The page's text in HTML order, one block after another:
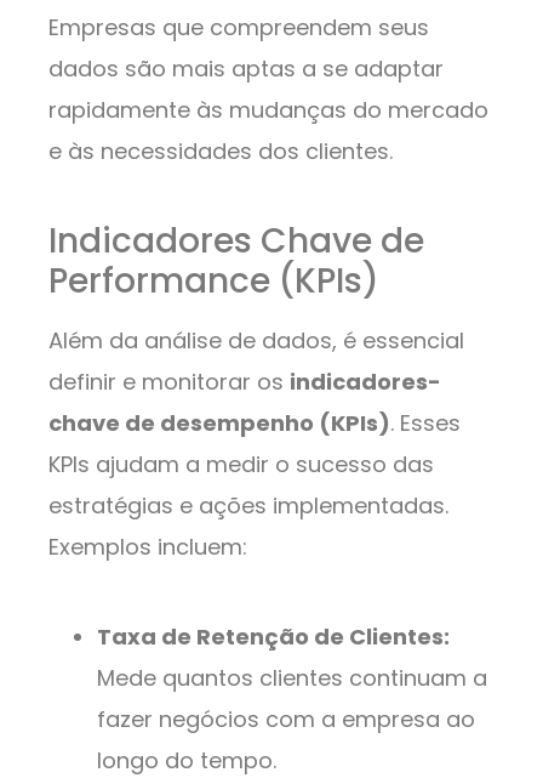
Empresas que compreendem seus
dados são mais aptas a se adaptar
rapidamente às mudanças do mercado
e às necessidades dos clientes.
Indicadores Chave de
Performance (KPIs)
Além da análise de dados, é essencial
definir e monitorar os indicadores-
chave de desempenho (KPIs). Esses
KPIs ajudam a medir o sucesso das
estratégias e ações implementadas.
Exemplos incluem:
Taxa de Retenção de Clientes:
Mede quantos clientes continuam a
fazer negócios com a empresa ao
longo do tempo.